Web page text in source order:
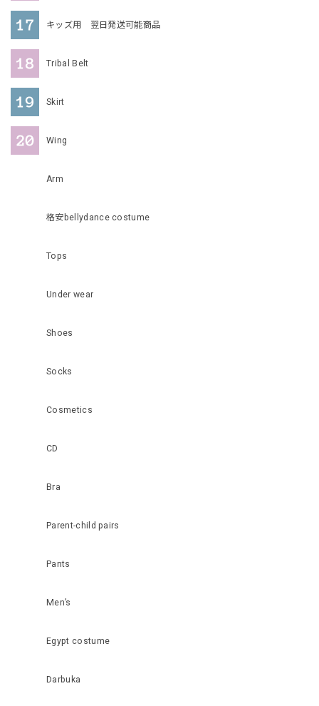
キッズ用 翌日発送可能商品
Tribal Belt
Skirt
Wing
Arm
格安bellydance costume
Tops
Under wear
Shoes
Socks
Cosmetics
CD
Bra
Parent-child pairs
Pants
Men’s
Egypt costume
Darbuka